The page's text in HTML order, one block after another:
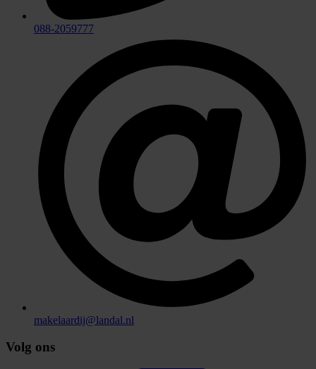
088-2059777
makelaardij@landal.nl
Volg ons